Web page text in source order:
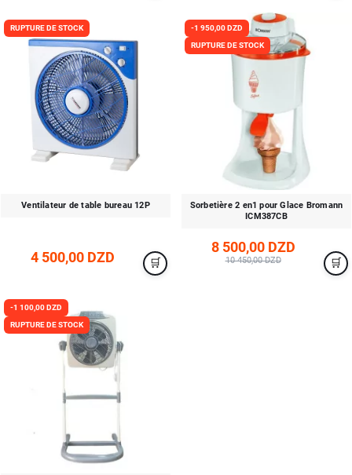
RUPTURE DE STOCK
Ventilateur de table bureau 12P
4 500,00 DZD
-1 950,00 DZD
RUPTURE DE STOCK
Sorbetière 2 en1 pour Glace Bromann
ICM387CB
8 500,00 DZD
10 450,00 DZD
-1 100,00 DZD
RUPTURE DE STOCK